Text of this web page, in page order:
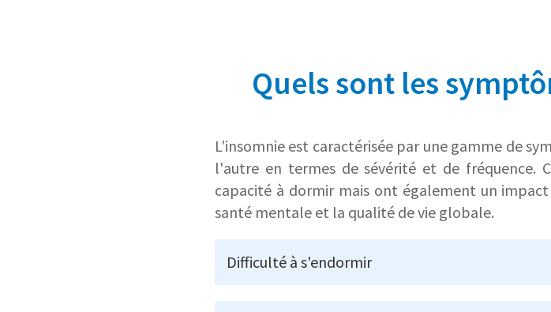
Quels sont les
L'insomnie est caractérisée par une gamme de
l'autre en termes de sévérité et de fréquence.
capacité à dormir mais ont également un
santé mentale et la qualité de vie globale.
Difficulté à s'endormir